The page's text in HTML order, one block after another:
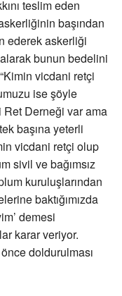
teslim eden
başından
ederek askerliği
bunun bedelini
vicdani retçi
ise şöyle
Ret Derneği var ama
başına yeterli
vicdani retçi olup
sivil ve bağımsız
kuruluşlarından
baktığımızda
demesi
karar veriyor.
doldurulması